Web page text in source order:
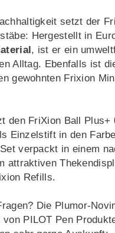
setzt der
Hergestellt in
, ist er ein
Alltag. Ebenfalls ist
gewohnten Frixion
den FriXion Ball Plus+
Einzelstift in den
verpackt in einem
attraktiven
Refills.
Die Plumor-
von PILOT Pen